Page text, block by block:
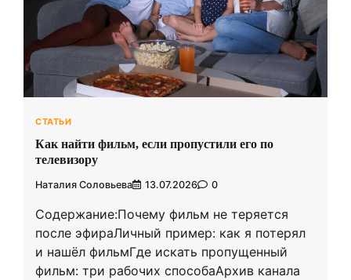
СТАТЬИ
Как найти фильм, если пропустили его по
телевизору
Наталия Соловьева 13.07.2026 0
Содержание:Почему фильм не теряется
после эфираЛичный пример: как я потерял
и нашёл фильмГде искать пропущенный
фильм: три рабочих способаАрхив канала